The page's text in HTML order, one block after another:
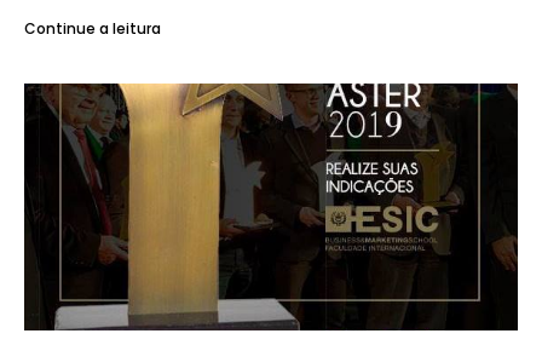
Continue a leitura